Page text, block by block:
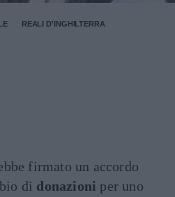
REALI D'INGHILTERRA
firmato un accordo
di donazioni per uno